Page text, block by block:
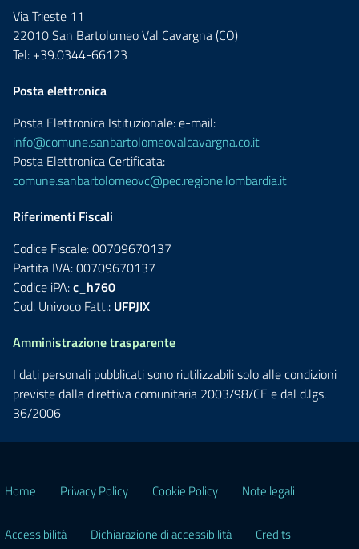
Via Trieste 11
22010 San Bartolomeo Val Cavargna (CO)
Tel: +39.0344-66123
Posta elettronica
Posta Elettronica Istituzionale: e-mail:
info@comune.sanbartolomeovalcavargna.co.it
Posta Elettronica Certificata:
comune.sanbartolomeovc@pec.regione.lombardia.it
Riferimenti Fiscali
Codice Fiscale: 00709670137
Partita IVA: 00709670137
Codice iPA:c_h760
Cod. Univoco Fatt.: UFPJIX
Amministrazione trasparente
I dati personali pubblicati sono riutilizzabili solo alle condizioni
previste dalla direttiva comunitaria 2003/98/CE e dal d.lgs.
36/2006
Home Privacy Policy Cookie Policy Note legali
Accessibilità Dichiarazione di accessibilità Credits